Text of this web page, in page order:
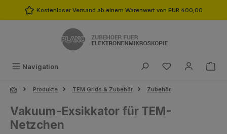
Zum Hauptinhalt springen
Kostenloser Versand ab einem Warenwert von EUR 400,00
Navigation Du hast 0
Produkte TEM Grids & Zubehör Zubehör
Vakuum-Exsikkator für TEM-
Netzchen